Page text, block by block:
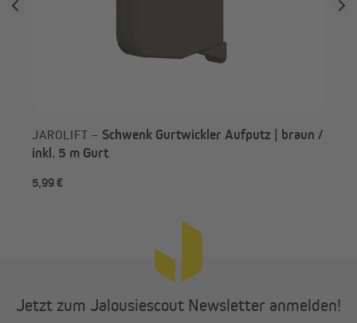
JAROLIFT – Schwenk Gurtwickler Aufputz | braun /
inkl. 5 m Gurt
5,99 €
Jetzt zum Jalousiescout Newsletter anmelden!